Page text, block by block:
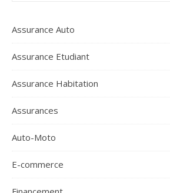
Assurance Auto
Assurance Etudiant
Assurance Habitation
Assurances
Auto-Moto
E-commerce